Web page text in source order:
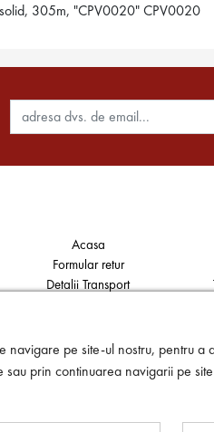
305m, "CPV0020" CPV0020
Acasa
Formular retur
Detalii Transport
pe site-ul nostru, pentru
prin continuarea navigarii pe